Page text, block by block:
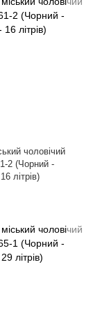
чоловічий
2 (Чорний -
літрів)